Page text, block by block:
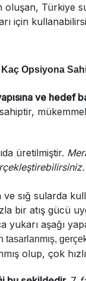
Türkiye
için
Kaç Opsiyona
ve hedef
üretilmiştir.
sığ sularda
bir atış gücü
yukarı aşağı
olup, çok